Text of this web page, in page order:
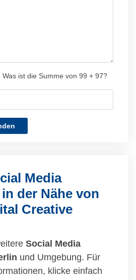
Was ist die Summe von 99 + 97?
Media
der Nähe von
Creative
Social Media
und Umgebung. Für
klicke einfach